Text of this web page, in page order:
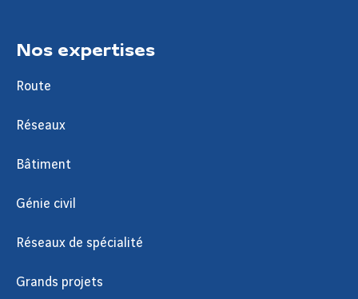
Nos expertises
Route
Réseaux
Bâtiment
Génie civil
Réseaux de spécialité
Grands projets